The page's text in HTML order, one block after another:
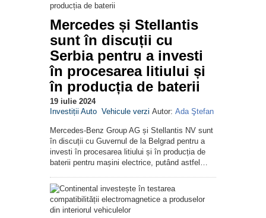
Mercedes și Stellantis
sunt în discuții cu
Serbia pentru a investi
în procesarea litiului și
în producția de baterii
19 iulie 2024
Investiții Auto Vehicule verzi Autor: Ada Ştefan
Mercedes-Benz Group AG și Stellantis NV sunt
în discuții cu Guvernul de la Belgrad pentru a
investi în procesarea litiului și în producția de
baterii pentru mașini electrice, putând astfel…